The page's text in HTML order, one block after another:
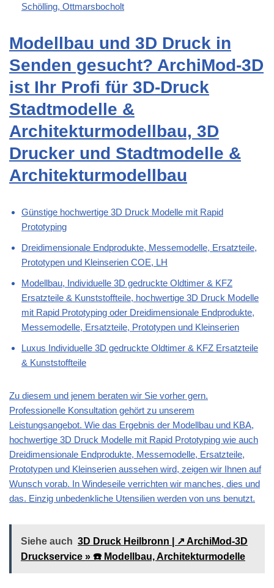
Schölling, Ottmarsbocholt
Modellbau und 3D Druck in
Senden gesucht? ArchiMod-3D
ist Ihr Profi für 3D-Druck
Stadtmodelle &
Architekturmodellbau, 3D
Drucker und Stadtmodelle &
Architekturmodellbau
Günstige hochwertige 3D Druck Modelle mit Rapid
Prototyping
Dreidimensionale Endprodukte, Messemodelle, Ersatzteile,
Prototypen und Kleinserien COE, LH
Modellbau, Individuelle 3D gedruckte Oldtimer & KFZ
Ersatzteile & Kunststoffteile, hochwertige 3D Druck Modelle
mit Rapid Prototyping oder Dreidimensionale Endprodukte,
Messemodelle, Ersatzteile, Prototypen und Kleinserien
Luxus Individuelle 3D gedruckte Oldtimer & KFZ Ersatzteile
& Kunststoffteile
Zu diesem und jenem beraten wir Sie vorher gern.
Professionelle Konsultation gehört zu unserem
Leistungsangebot. Wie das Ergebnis der Modellbau und KBA,
hochwertige 3D Druck Modelle mit Rapid Prototyping wie auch
Dreidimensionale Endprodukte, Messemodelle, Ersatzteile,
Prototypen und Kleinserien aussehen wird, zeigen wir Ihnen auf
Wunsch vorab. In Windeseile verrichten wir manches, dies und
das. Einzig unbedenkliche Utensilien werden von uns benutzt.
Siehe auch 3D Druck Heilbronn | ↗️ ArchiMod-3D
Druckservice » ☎️ Modellbau, Architekturmodelle